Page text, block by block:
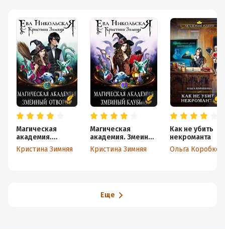
Магическая
академия.
Змеиный отворот
Кристина Зимняя
Магическая
академия. Змеиный
клуб(ок)
Кристина Зимняя
Как не убить
некроманта
Еще